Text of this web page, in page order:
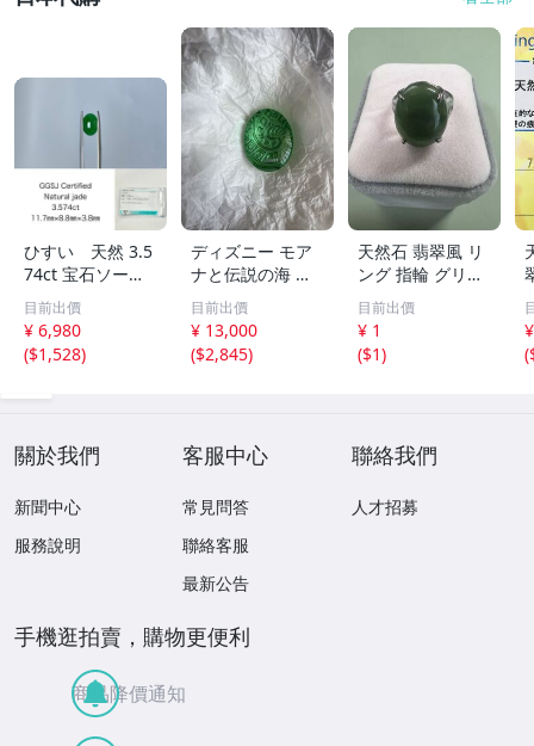
ひすい 天然 3.5
74ct 宝石ソーテ
ィング付き 11.7
㎜×8.8㎜×3.8㎜
ルース（ 裸石 ）
Y10181SA
目前出價
¥ 6,980
($1,528)
ディズニー モア
ナと伝説の海 テ
フィティの心 新
品 未開封
目前出價
¥ 13,000
($2,845)
天然石 翡翠風 リ
ング 指輪 グリー
ン系 ヴィンテー
ジアクセサリー
目前出價
¥ 1
($1)
-
(
關於我們
新聞中心
服務說明
客服中心
常見問答
聯絡客服
最新公告
聯絡我們
人才招募
手機逛拍賣，購物更便利
商品降價通知